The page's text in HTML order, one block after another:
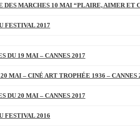
DES MARCHES 10 MAI “PLAIRE, AIMER ET
FESTIVAL 2017
DU 19 MAI – CANNES 2017
MAI – CINÉ ART TROPHÉE 1936 – CANNES
DU 20 MAI – CANNES 2017
FESTIVAL 2016